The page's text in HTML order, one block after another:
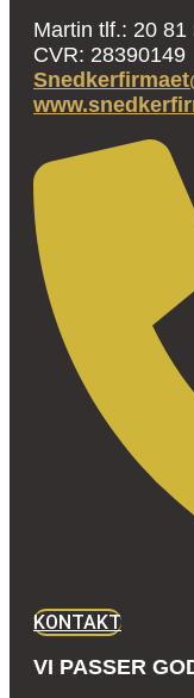
Martin tlf.: 20
CVR: 28390149
KONTAKT
VI PASSER